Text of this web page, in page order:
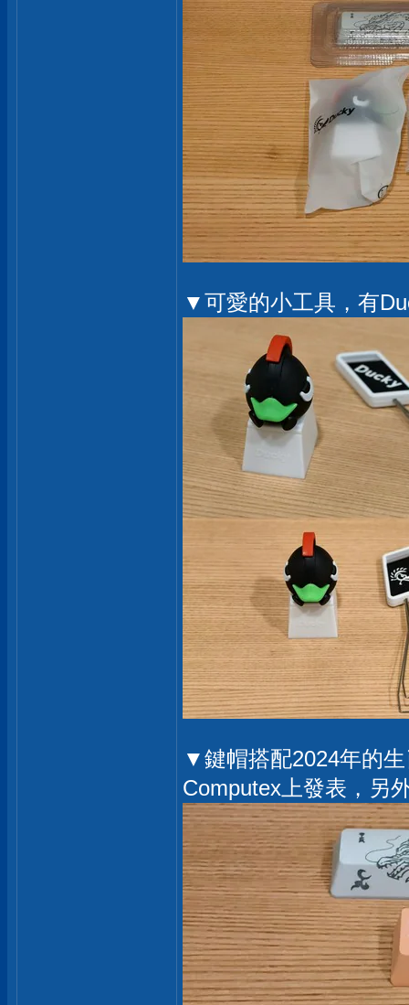
▼可愛的小工具，有
▼鍵帽搭配2024年的
Computex上發表，另